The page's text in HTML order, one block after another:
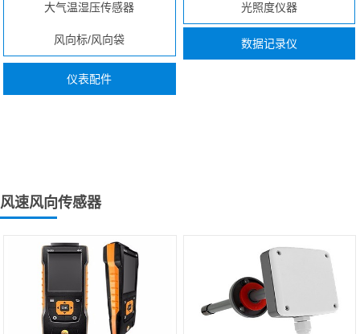
大气温湿压传感器
风向标/风向袋
光照度仪器
数据记录仪
仪表配件
风速风向传感器